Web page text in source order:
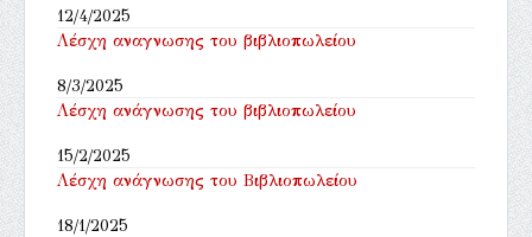
12/4/2025
Λέσχη αναγνωσης του βιβλιοπωλείου
8/3/2025
Λέσχη ανάγνωσης του βιβλιοπωλείου
15/2/2025
Λέσχη ανάγνωσης του Βιβλιοπωλείου
18/1/2025